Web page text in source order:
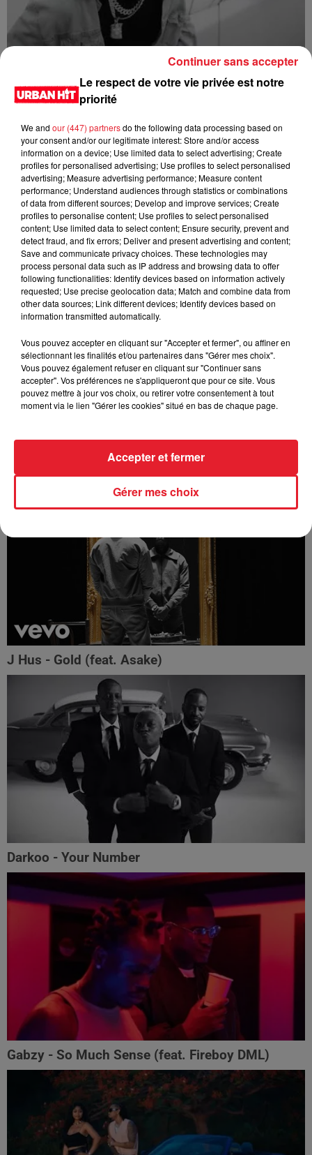
Shallipopi - Laho III (feat. Rauw Alejandro)
Bizzy - Angelina (feat. Innoss'B)
J Hus - Gold (feat. Asake)
Darkoo - Your Number
Gabzy - So Much Sense (feat. Fireboy DML)
Le respect de votre vie privée est notre
priorité
We and our (447) partnersdo the following data processing based on
your consent and/or our legitimate interest: Store and/or access
information on a device; Use limited data to select advertising; Create
profiles for personalised advertising; Use profiles to select personalised
advertising; Measure advertising performance; Measure content
performance; Understand audiences through statistics or combinations
of data from different sources; Develop and improve services; Create
profiles to personalise content; Use profiles to select personalised
content; Use limited data to select content; Ensure security, prevent and
detect fraud, and fix errors; Deliver and present advertising and content;
Save and communicate privacy choices. These technologies may
process personal data such as IP address and browsing data to offer
following functionalities: Identify devices based on information actively
requested; Use precise geolocation data; Match and combine data from
other data sources; Link different devices; Identify devices based on
information transmitted automatically.
Vous pouvez accepter en cliquant sur "Accepter et fermer", ou affiner en
sélectionnant les finalités et/ou partenaires dans "Gérer mes choix".
Vous pouvez également refuser en cliquant sur "Continuer sans
accepter". Vos préférences ne s'appliqueront que pour ce site. Vous
pouvez mettre à jour vos choix, ou retirer votre consentement à tout
moment via le lien "Gérer les cookies" situé en bas de chaque page.
Gérer mes choix
Accepter et fermer
Continuer sans accepter